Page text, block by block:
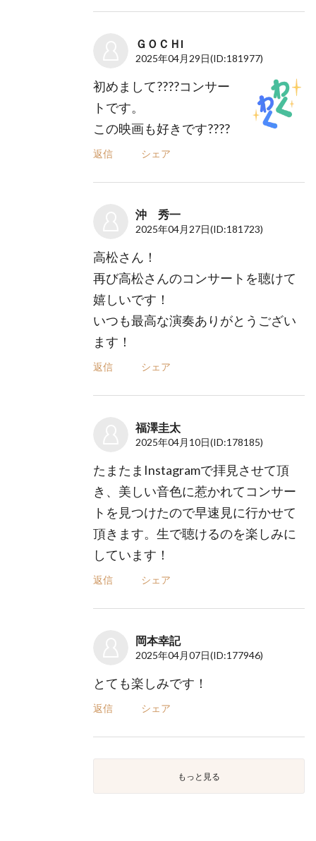
ＧＯＣＨI
2025年04月29日(ID:181977)
初めまして????コンサー
トです。
この映画も好きです????
返信 シェア
沖 秀一
2025年04月27日(ID:181723)
高松さん！
再び高松さんのコンサートを聴けて
嬉しいです！
いつも最高な演奏ありがとうござい
ます！
返信 シェア
福澤圭太
2025年04月10日(ID:178185)
たまたまInstagramで拝見させて頂
き、美しい音色に惹かれてコンサー
トを見つけたので早速見に行かせて
頂きます。生で聴けるのを楽しみに
しています！
返信 シェア
岡本幸記
2025年04月07日(ID:177946)
とても楽しみです！
返信 シェア
もっと見る